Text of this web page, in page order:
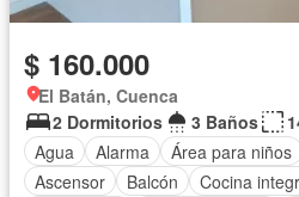
$ 160.000
El Batán, Cuenca
2 Dormitorios
3 Baños
Agua
Alarma Área para niños
Ascensor
Balcón Cocina